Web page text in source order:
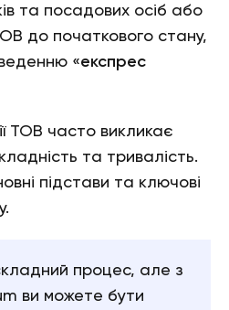
та посадових осіб або
до початкового стану,
«експрес
ТОВ часто викликає
та тривалість.
підстави та ключові
процес, але з
ви можете бути